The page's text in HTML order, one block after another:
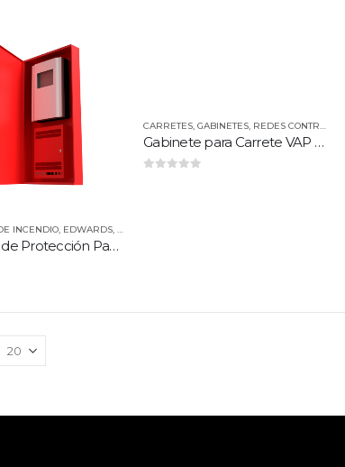
INCENDIO, EDWARDS, GABINETES
Gabinete de Protección Panel iO/BPS
CARRETES, GABINETES, REDES CONTRA INCENDIO
Gabinete para Carrete VAP 1.0